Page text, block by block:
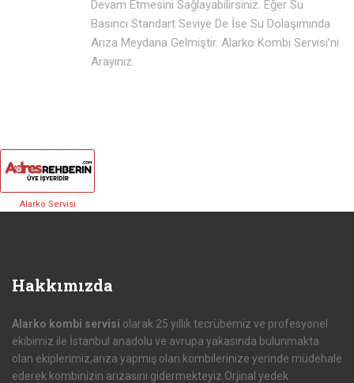
Devam Etmesini Sağlayabilirsiniz. Eğer Su
Basıncı Standart Seviye De İse Su Dolaşımında
Arıza Meydana Gelmiştir. Alarko Kombi Servisi’ni
Arayınız.
Alarko Servisi
Hakkımızda
Alarko kombi servisi olarak 25 yıllık tecrübemiz ve profesyonel
ekibimiz ile İstanbul anadolu ve avrupa yakasında bulunmakta
olan ekiplerimiz,arıza yapmış olan kombilerinize yerinde müdehale
ederek kombinizin arızasını gidermekteyiz.Orjinal yedek